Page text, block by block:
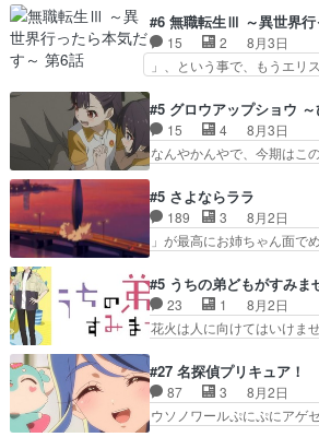
も描かれていて良かった
上バスでの会話を反芻…
ジョンから主人公２人…
ホントスピカが大好きだ
ンシャルのアリアちゃん
リアは能力は最上級のく
と直接競う場がきたこれ
マン趣味ダダ漏れで好き
しておりスピカは対策…
氏容姿も評価してし…
#6 無職転生Ⅲ ～異世界行
15 2
8月3日
」、という事で、もうエ
関係の清算が粛々と進め
の関係に対して完全に「
にデレるルディが完全に
ってほしいちゃんとした
キャラモヤモヤする別れ
ただきました！よろしく
インを好きになっちゃう…
#5 グロウアップショウ
15 4
8月3日
なんやかんやで、今期は
愛すぎるな楠木ともりち
れた表情が特に多かった
きでした。あの証拠写真
を想っているのにすれ違
んと練習したい〟と言…
ラ」を活かすのがうま…
子の仲にヒビが………
#5 さよならララ
189 3
8月2日
」が最高にお姉ちゃん面
を振り切ってみんなに謝
馴染めない辺り観ていて
んの事情はもう少し皆に
とで初のアルバイト。七
てケーキ食べて、帰りに
てんやわんや。働いて大
る日々の中に愛を見いだ…
#5 うちの弟どもがすみま
23 1
8月2日
花火は人に向けてはいけ
お名前を見たんだけどあ
んカッケー、色んな意味
的興奮覚えてないよね？
きこもりの理由感想は、
#27 名探偵プリキュア！
87 3
8月2日
ウソノワールぷにぷにア